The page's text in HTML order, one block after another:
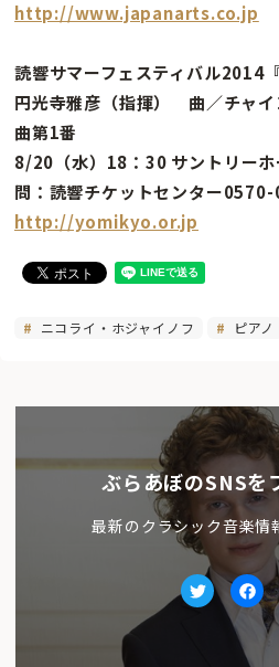
http://www.japanarts.co.jp
読響サマーフェスティバル2014
円光寺雅彦（指揮） 曲／チャイ
曲第1番
8/20（水）18：30 サントリーホ
問：読響チケットセンター
http://yomikyo.or.jp
ニコライ・ホジャイノフ ピアノ
ぶらあぼのSNSを
最新のクラシック音楽情
Twitter